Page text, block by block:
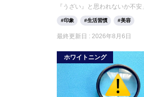
『うざい』と思われないか不
な悩みを持つ人は少なくありま
磨きとは、外見だけでなく内面
合的なセルフケアのことです。
行動別のチェックリスト、男
ト、無理なく続けるための習慣
でを網羅的に解説します。読
は、今日から始められる最初の
印象 生活習慣 美容
最終更新日 : 2026年8月6日
ホワイトニング